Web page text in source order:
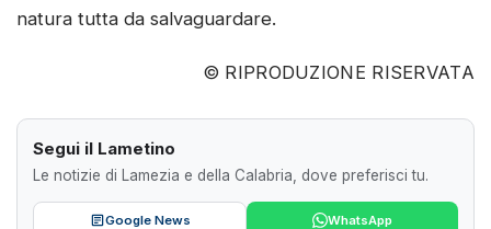
natura tutta da salvaguardare.
© RIPRODUZIONE RISERVATA
Segui il Lametino
Le notizie di Lamezia e della Calabria, dove preferisci tu.
Google News WhatsApp